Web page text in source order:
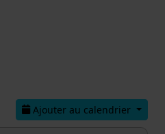
Ajouter au calendrier